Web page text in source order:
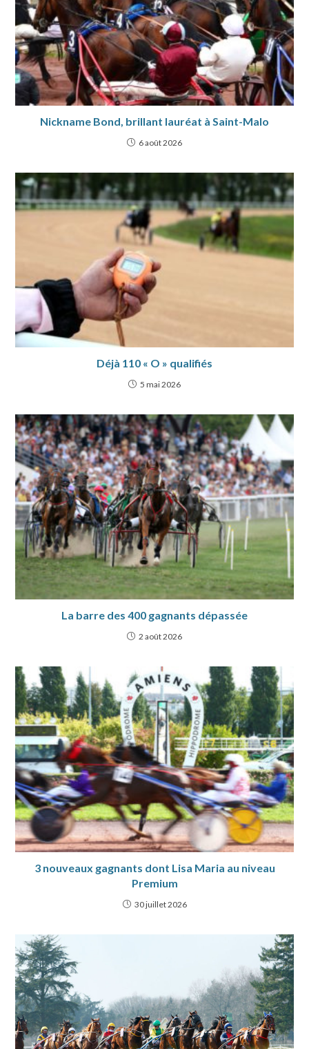
Nickname Bond, brillant lauréat à Saint-Malo
6 août 2026
Déjà 110 « O » qualifiés
5 mai 2026
La barre des 400 gagnants dépassée
2 août 2026
3 nouveaux gagnants dont Lisa Maria au niveau
Premium
30 juillet 2026